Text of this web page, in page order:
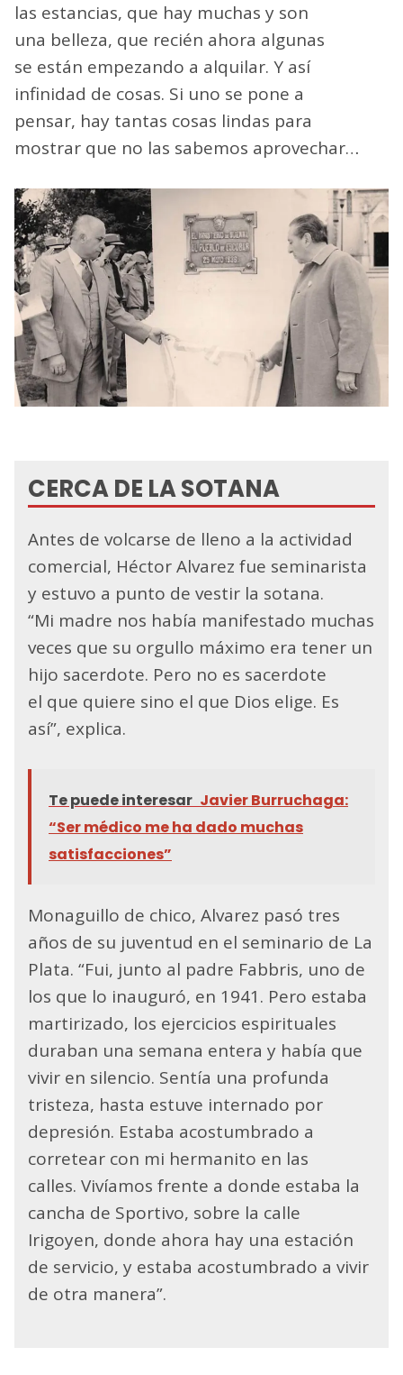
las estancias, que hay muchas y son
una belleza, que recién ahora algunas
se están empezando a alquilar. Y así
infinidad de cosas. Si uno se pone a
pensar, hay tantas cosas lindas para
mostrar que no las sabemos aprovechar…
CERCA DE LA SOTANA
Antes de volcarse de lleno a la actividad
comercial, Héctor Alvarez fue seminarista
y estuvo a punto de vestir la sotana.
“Mi madre nos había manifestado muchas
veces que su orgullo máximo era tener un
hijo sacerdote. Pero no es sacerdote
el que quiere sino el que Dios elige. Es
así”, explica.
Te puede interesar Javier Burruchaga:
“Ser médico me ha dado muchas
satisfacciones”
Monaguillo de chico, Alvarez pasó tres
años de su juventud en el seminario de La
Plata. “Fui, junto al padre Fabbris, uno de
los que lo inauguró, en 1941. Pero estaba
martirizado, los ejercicios espirituales
duraban una semana entera y había que
vivir en silencio. Sentía una profunda
tristeza, hasta estuve internado por
depresión. Estaba acostumbrado a
corretear con mi hermanito en las
calles. Vivíamos frente a donde estaba la
cancha de Sportivo, sobre la calle
Irigoyen, donde ahora hay una estación
de servicio, y estaba acostumbrado a vivir
de otra manera”.